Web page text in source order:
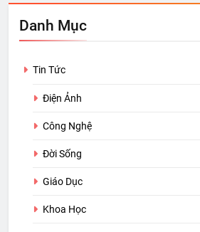
Danh Mục
Tin Tức
Điện Ảnh
Công Nghệ
Đời Sống
Giáo Dục
Khoa Học